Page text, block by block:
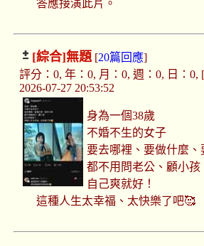
答應接演此片。
[綜合]無題[20篇回應]
評分：0, 年：0, 月：0, 週：0, 日：0, [
2026-07-27 20:53:52
身為一個38歲
不婚不生的女子
要去哪裡、要做什麼、
都不用問老公、顧小孩
自己爽就好！
這種人生太幸福、太快樂了吧🥰